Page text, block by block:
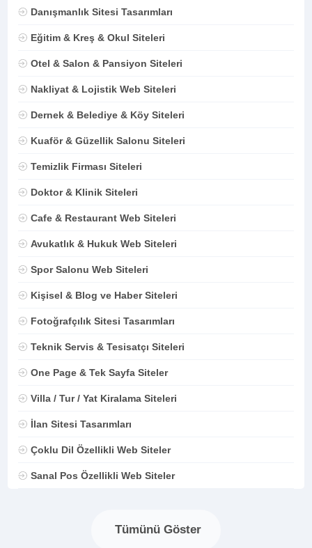
Danışmanlık Sitesi Tasarımları
Eğitim & Kreş & Okul Siteleri
Otel & Salon & Pansiyon Siteleri
Nakliyat & Lojistik Web Siteleri
Dernek & Belediye & Köy Siteleri
Kuaför & Güzellik Salonu Siteleri
Temizlik Firması Siteleri
Doktor & Klinik Siteleri
Cafe & Restaurant Web Siteleri
Avukatlık & Hukuk Web Siteleri
Spor Salonu Web Siteleri
Kişisel & Blog ve Haber Siteleri
Fotoğrafçılık Sitesi Tasarımları
Teknik Servis & Tesisatçı Siteleri
One Page & Tek Sayfa Siteler
Villa / Tur / Yat Kiralama Siteleri
İlan Sitesi Tasarımları
Çoklu Dil Özellikli Web Siteler
Sanal Pos Özellikli Web Siteler
Tümünü Göster